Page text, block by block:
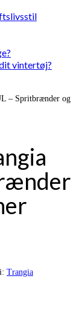
vintertøj?
– Spritbrænder og
Trangia